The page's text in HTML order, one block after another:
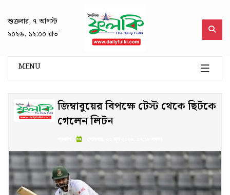
শুক্রবার, ৭ আগস্ট
২০২৬, ১২:০০ রাত
MENU
জিম্বাবুয়ের বিপক্ষে টেস্ট থেকে ছিটকে
গেলেন লিটন